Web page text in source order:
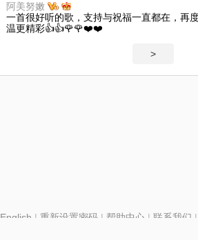
阿美努嫩
一首很好听的歌，支持与祝福一直都在，再
温更精彩👍👍🌹🌹❤️❤️
>
English | 重新设置密码| 帮助中心 | 联系我们 |